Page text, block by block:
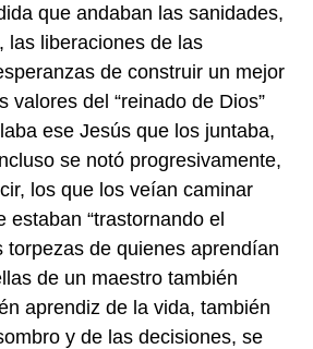
que andaban las sanidades,
las liberaciones de las
de construir un mejor
valores del “reinado de Dios”
ese Jesús que los juntaba,
se notó progresivamente,
los que los veían caminar
estaban “trastornando el
torpezas de quienes aprendían
de un maestro también
aprendiz de la vida, también
y de las decisiones, se